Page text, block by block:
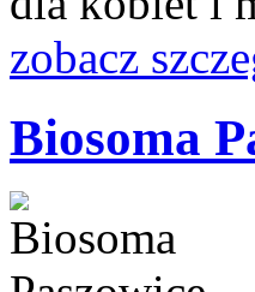
zobacz
Biosoma